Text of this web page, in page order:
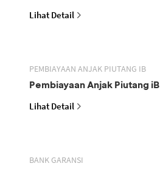
Lihat Detail
PEMBIAYAAN ANJAK PIUTANG IB
Pembiayaan Anjak Piutang iB
Lihat Detail
BANK GARANSI